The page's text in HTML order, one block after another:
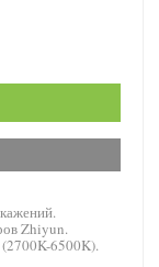
Zhiyun.
(2700K-6500K).